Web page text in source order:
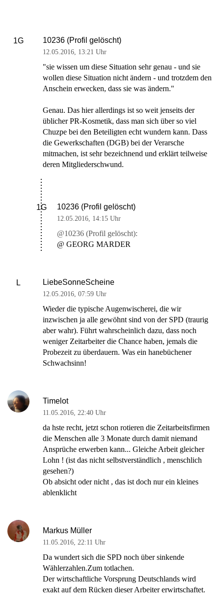
1G 10236 (Profil gelöscht)
12.05.2016, 13:21 Uhr
"sie wissen um diese Situation sehr genau - und sie
wollen diese Situation nicht ändern - und trotzdem den
Anschein erwecken, dass sie was ändern."
Genau. Das hier allerdings ist so weit jenseits der
üblicher PR-Kosmetik, dass man sich über so viel
Chuzpe bei den Beteiligten echt wundern kann. Dass
die Gewerkschaften (DGB) bei der Verarsche
mitmachen, ist sehr bezeichnend und erklärt teilweise
deren Mitgliederschwund.
1G 10236 (Profil gelöscht)
12.05.2016, 14:15 Uhr
@10236 (Profil gelöscht):
@ GEORG MARDER
L LiebeSonneScheine
12.05.2016, 07:59 Uhr
Wieder die typische Augenwischerei, die wir
inzwischen ja alle gewöhnt sind von der SPD (traurig
aber wahr). Führt wahrscheinlich dazu, dass noch
weniger Zeitarbeiter die Chance haben, jemals die
Probezeit zu überdauern. Was ein hanebüchener
Schwachsinn!
Timelot
11.05.2016, 22:40 Uhr
da hste recht, jetzt schon rotieren die Zeitarbeitsfirmen
die Menschen alle 3 Monate durch damit niemand
Ansprüche erwerben kann... Gleiche Arbeit gleicher
Lohn ! (ist das nicht selbstverständlich , menschlich
gesehen?)
Ob absicht oder nicht , das ist doch nur ein kleines
ablenklicht
Markus Müller
11.05.2016, 22:11 Uhr
Da wundert sich die SPD noch über sinkende
Wählerzahlen.Zum totlachen.
Der wirtschaftliche Vorsprung Deutschlands wird
exakt auf dem Rücken dieser Arbeiter erwirtschaftet.